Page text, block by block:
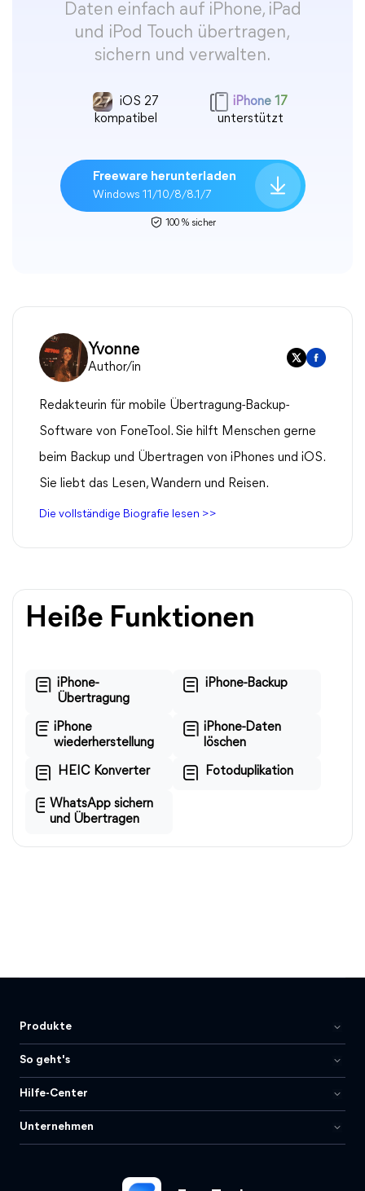
Daten einfach auf iPhone, iPad
und iPod Touch übertragen,
sichern und verwalten.
iOS 27
kompatibel
iPhone 17
unterstützt
Freeware herunterladen
Windows 11/10/8/8.1/7
100 % sicher
Yvonne
Author/in
Redakteurin für mobile Übertragung-Backup-
Software von FoneTool. Sie hilft Menschen gerne
beim Backup und Übertragen von iPhones und iOS.
Sie liebt das Lesen, Wandern und Reisen.
Die vollständige Biografie lesen >>
Heiße Funktionen
iPhone-
Übertragung
iPhone-Backup
iPhone
wiederherstellung
iPhone-Daten
löschen
HEIC Konverter Fotoduplikation
WhatsApp sichern
und Übertragen
Produkte
So geht's
Hilfe-Center
Unternehmen